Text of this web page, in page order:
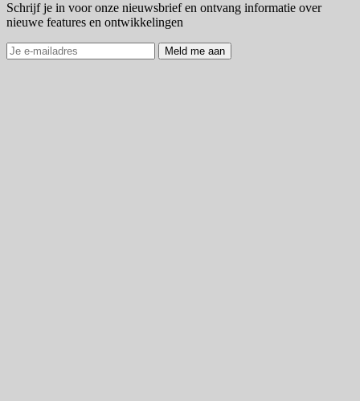
Schrijf je in voor onze nieuwsbrief en ontvang informatie over
nieuwe features en ontwikkelingen
Meld me aan